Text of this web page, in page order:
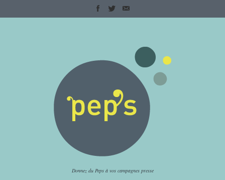
Donnez du Peps à vos campagnes presse